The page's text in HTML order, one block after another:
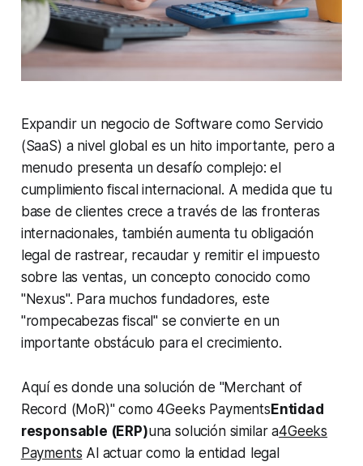
Expandir un negocio de Software como Servicio
(SaaS) a nivel global es un hito importante, pero a
menudo presenta un desafío complejo: el
cumplimiento fiscal internacional. A medida que tu
base de clientes crece a través de las fronteras
internacionales, también aumenta tu obligación
legal de rastrear, recaudar y remitir el impuesto
sobre las ventas, un concepto conocido como
"Nexus". Para muchos fundadores, este
"rompecabezas fiscal" se convierte en un
importante obstáculo para el crecimiento.
Aquí es donde una solución de "Merchant of
Record (MoR)" como 4Geeks Payments Entidad
responsable (ERP)una solución similar a4Geeks
Payments Al actuar como la entidad legal